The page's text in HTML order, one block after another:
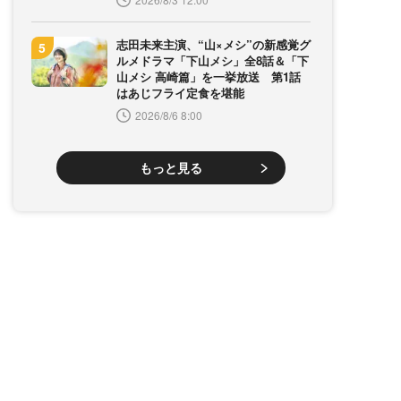
志田未来主演、“山×メシ”の新感覚グ
ルメドラマ「下山メシ」全8話＆「下
山メシ 高崎篇」を一挙放送 第1話
はあじフライ定食を堪能
2026/8/6 8:00
もっと見る